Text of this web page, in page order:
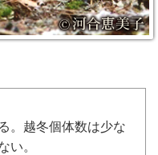
。越冬個体数は少な
い。